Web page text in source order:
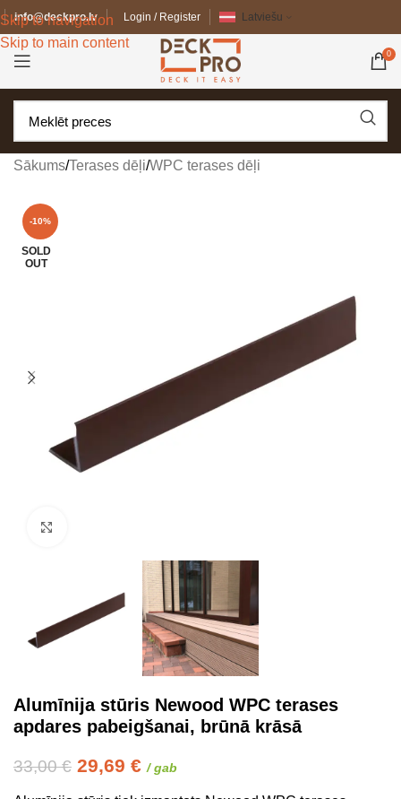
Skip to navigation
Skip to main content
info@deckpro.lv Login / Register Latviešu
0
Sākums/Terases dēļi/WPC terases dēļi
-10%
SOLD
OUT
Alumīnija stūris Newood WPC terases
apdares pabeigšanai, brūnā krāsā
33,00€ 29,69 € / gab